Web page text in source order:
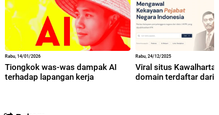
Rabu, 14/01/2026
Tiongkok was-was dampak AI
terhadap lapangan kerja
Rabu, 24/12/2025
Viral situs
domain terdaftar dari